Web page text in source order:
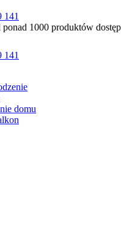
141
ponad 1000 produktów
141
domu